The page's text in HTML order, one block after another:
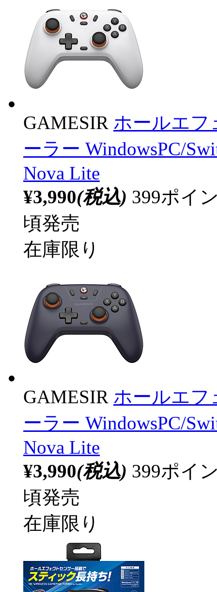
GAMESIR ホールエフ
ーラー WindowsPC/
Nova Lite
¥3,990(税込) 399ポイ
頃発売
在庫限り
GAMESIR ホールエフ
ーラー WindowsPC/
Nova Lite
¥3,990(税込) 399ポイ
頃発売
在庫限り